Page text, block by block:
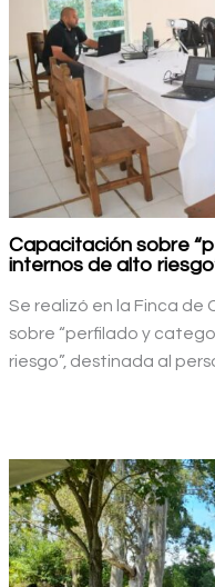
Capacitación sobre
internos de alto
Se realizó en la Finca de
sobre “perfilado y
riesgo”, destinada al